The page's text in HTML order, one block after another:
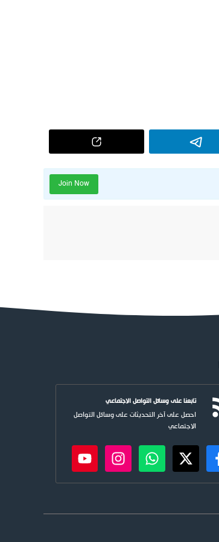
Join Now
تابعنا على وسائل التواصل الاجتماعي
احصل على آخر التحديثات على وسائل التواصل
الاجتماعي